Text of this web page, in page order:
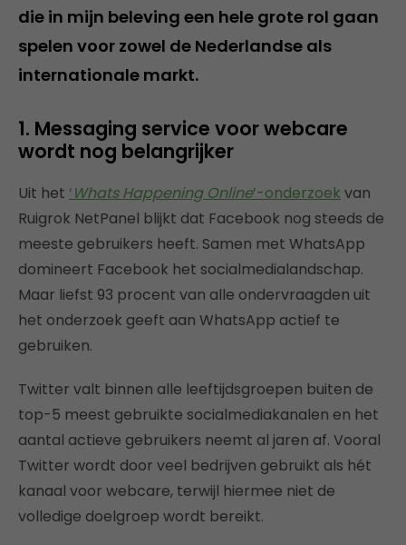
die in mijn beleving een hele grote rol gaan
spelen voor zowel de Nederlandse als
internationale markt.
1. Messaging service voor webcare
wordt nog belangrijker
Uit het ‘Whats Happening Online’-onderzoek van
Ruigrok NetPanel blijkt dat Facebook nog steeds de
meeste gebruikers heeft. Samen met WhatsApp
domineert Facebook het socialmedialandschap.
Maar liefst 93 procent van alle ondervraagden uit
het onderzoek geeft aan WhatsApp actief te
gebruiken.
Twitter valt binnen alle leeftijdsgroepen buiten de
top-5 meest gebruikte socialmediakanalen en het
aantal actieve gebruikers neemt al jaren af. Vooral
Twitter wordt door veel bedrijven gebruikt als hét
kanaal voor webcare, terwijl hiermee niet de
volledige doelgroep wordt bereikt.